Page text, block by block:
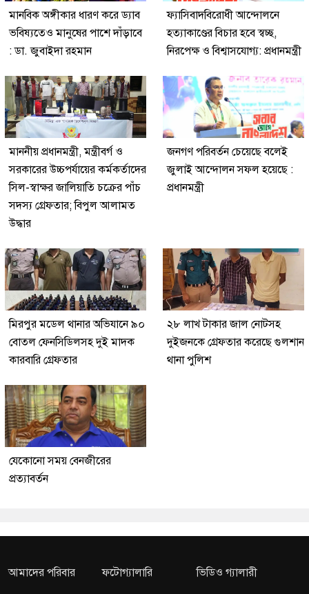
মানবিক অঙ্গীকার ধারণ করে ড্যাব
ভবিষ্যতেও মানুষের পাশে দাঁড়াবে
: ডা. জুবাইদা রহমান
ফ্যাসিবাদবিরোধী আন্দোলনে
হত্যাকাণ্ডের বিচার হবে স্বচ্ছ,
নিরপেক্ষ ও বিশ্বাসযোগ্য: প্রধানমন্ত্রী
মাননীয় প্রধানমন্ত্রী, মন্ত্রীবর্গ ও
সরকারের উচ্চপর্যায়ের কর্মকর্তাদের
সিল-স্বাক্ষর জালিয়াতি চক্রের পাঁচ
সদস্য গ্রেফতার; বিপুল আলামত
উদ্ধার
জনগণ পরিবর্তন চেয়েছে বলেই
জুলাই আন্দোলন সফল হয়েছে :
প্রধানমন্ত্রী
মিরপুর মডেল থানার অভিযানে ৯০
বোতল ফেনসিডিলসহ দুই মাদক
কারবারি গ্রেফতার
২৮ লাখ টাকার জাল নোটসহ
দুইজনকে গ্রেফতার করেছে গুলশান
থানা পুলিশ
যেকোনো সময় বেনজীরের
প্রত্যাবর্তন
আমাদের পরিবার ফটোগ্যালারি ভিডিও গ্যালারী